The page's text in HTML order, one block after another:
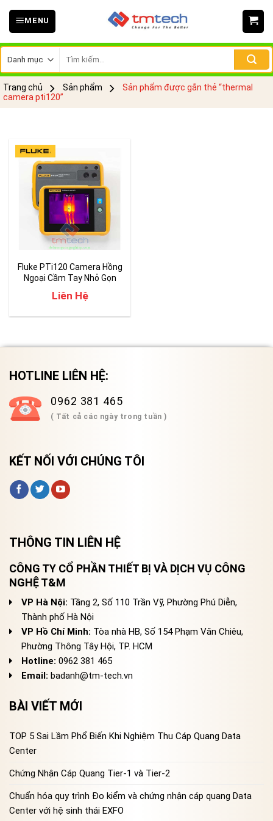
Skip
MENU
kiếm:
Trang chủ Sản phẩm
Sản phẩm được gắn thẻ “thermal
camera pti120”
Fluke PTi120 Camera Hồng
Ngoại Cầm Tay Nhỏ Gọn
Liên Hệ
HOTLINE LIÊN HỆ:
0962 381 465
( Tất cả các ngày trong tuần )
KẾT NỐI VỚI CHÚNG TÔI
THÔNG TIN LIÊN HỆ
CÔNG TY CỔ PHẦN THIẾT BỊ VÀ DỊCH VỤ CÔNG
NGHỆ T&M
VP Hà Nội: Tầng 2, Số 110 Trần Vỹ, Phường Phú Diễn,
Thành phố Hà Nội
VP Hồ Chí Minh: Tòa nhà HB, Số 154 Phạm Văn Chiêu,
Phường Thông Tây Hội, TP. HCM
Hotline: 0962 381 465
Email: badanh@tm-tech.vn
BÀI VIẾT MỚI
TOP 5 Sai Lầm Phổ Biến Khi Nghiệm Thu Cáp Quang Data
Center
Chứng Nhận Cáp Quang Tier-1 và Tier-2
Chuẩn hóa quy trình Đo kiểm và chứng nhận cáp quang Data
Center với hệ sinh thái EXFO